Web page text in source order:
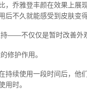
，乔雅登丰颜在效果上展
不久就能感受到皮肤变得
——不仅仅是暂时改善外观
修护作用。
持续使用一段时间后，他
用时。